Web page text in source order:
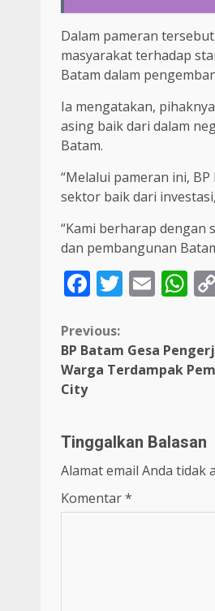
Dalam pameran
masyarakat terhadap
Batam dalam
Ia mengatakan,
asing baik dari dalam
Batam.
“Melalui pameran ini,
sektor baik dari
“Kami berharap
dan pembangunan
Facebook
Twitter
Continue
Reading
Previous:
BP Batam Gesa
Warga Terdampak
City
Tinggalkan Balasan
Alamat email Anda tidak
Komentar*